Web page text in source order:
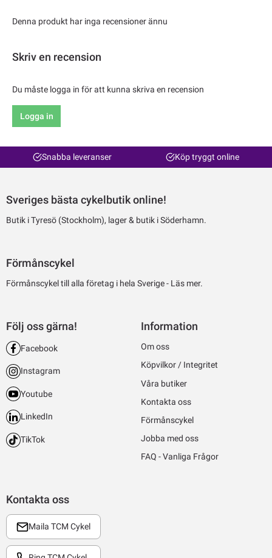
Denna produkt har inga recensioner ännu
Skriv en recension
Du måste logga in för att kunna skriva en recension
Logga in
Snabba leveranser Köp tryggt online
Sveriges bästa cykelbutik online!
Butik i Tyresö (Stockholm), lager & butik i Söderhamn.
Förmånscykel
Förmånscykel till alla företag i hela Sverige - Läs mer.
Kontakta oss
Maila TCM Cykel
Följ oss gärna!
Facebook
Instagram
Youtube
LinkedIn
TikTok
Information
Om oss
Köpvilkor / Integritet
Våra butiker
Kontakta oss
Förmånscykel
Jobba med oss
FAQ - Vanliga Frågor